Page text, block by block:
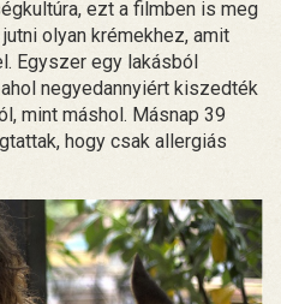
ezt a filmben is meg
olyan krémekhez, amit
Egyszer egy lakásból
negyedannyiért kiszedték
mint máshol. Másnap 39
hogy csak allergiás